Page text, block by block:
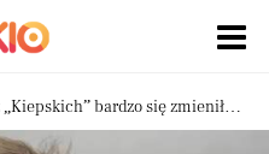
bardzo się zmienił. Aktor prosi o pomoc